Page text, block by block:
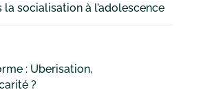
la socialisation à l’adolescence
: Uberisation,
?